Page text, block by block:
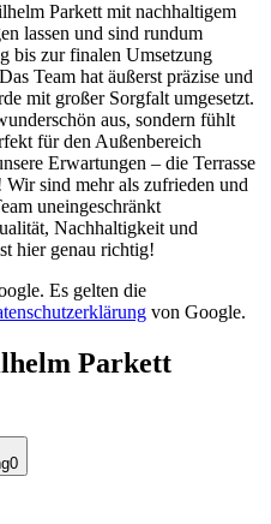
Parkett mit nachhaltigem
lassen und sind rundum
bis zur finalen Umsetzung
Team hat äußerst präzise und
mit großer Sorgfalt umgesetzt.
aus, sondern fühlt
für den Außenbereich
Erwartungen – die Terrasse
sind mehr als zufrieden und
uneingeschränkt
Nachhaltigkeit und
hier genau richtig!
Es gelten die
von Google.
Parkett
0